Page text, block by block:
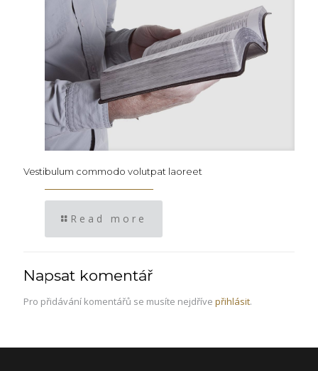
Vestibulum commodo volutpat laoreet
Read more
Napsat komentář
Pro přidávání komentářů se musíte nejdříve přihlásit.